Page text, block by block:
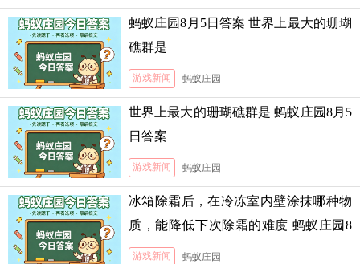
蚂蚁庄园8月5日答案 世界上最大的珊瑚
礁群是
游戏新闻 蚂蚁庄园
世界上最大的珊瑚礁群是 蚂蚁庄园8月5
日答案
游戏新闻 蚂蚁庄园
冰箱除霜后，在冷冻室内壁涂抹哪种物
质，能降低下次除霜的难度 蚂蚁庄园8
月5日答案
游戏新闻 蚂蚁庄园